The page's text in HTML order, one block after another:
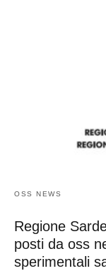
OSS NEWS
Regione
posti da oss
sperimentali